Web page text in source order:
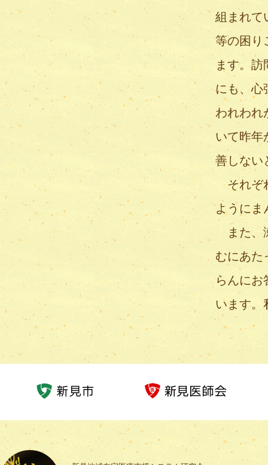
組まれて
等の困り
ます。
にも、心
われわれ
いて昨年
善しない
それぞ
ようにま
また、
むにあた
らんにお
います。